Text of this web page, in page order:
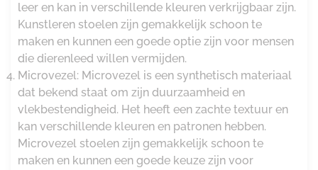
leer en kan in verschillende kleuren verkrijgbaar zijn.
Kunstleren stoelen zijn gemakkelijk schoon te
maken en kunnen een goede optie zijn voor mensen
die dierenleed willen vermijden.
Microvezel: Microvezel is een synthetisch materiaal
dat bekend staat om zijn duurzaamheid en
vlekbestendigheid. Het heeft een zachte textuur en
kan verschillende kleuren en patronen hebben.
Microvezel stoelen zijn gemakkelijk schoon te
maken en kunnen een goede keuze zijn voor